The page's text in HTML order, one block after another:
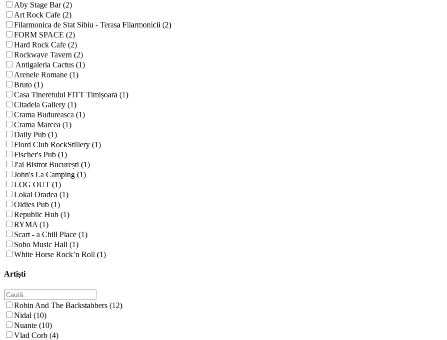
Aby Stage Bar (2)
Art Rock Cafe (2)
Filarmonica de Stat Sibiu - Terasa Filarmonicii (2)
FORM SPACE (2)
Hard Rock Cafe (2)
Rockwave Tavern (2)
Antigaleria Cactus (1)
Arenele Romane (1)
Bruto (1)
Casa Tineretului FITT Timișoara (1)
Citadela Gallery (1)
Crama Budureasca (1)
Crama Marcea (1)
Daily Pub (1)
Fiord Club RockStillery (1)
Fischer's Pub (1)
J'ai Bistrot București (1)
John's La Camping (1)
LOG OUT (1)
Lokal Oradea (1)
Oldies Pub (1)
Republic Hub (1)
RYMA (1)
Scart - a Chill Place (1)
Soho Music Hall (1)
White Horse Rock’n Roll (1)
Artiști
Robin And The Backstabbers (12)
Nidal (10)
Nuante (10)
Vlad Corb (4)